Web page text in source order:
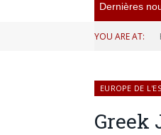
Dernières
YOU ARE AT:
EUROPE DE
Greek